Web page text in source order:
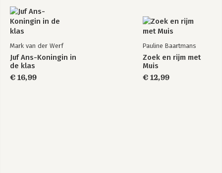
Mark van der Werf
Juf Ans-Koningin in
de klas
€ 16,99
Pauline Baartmans
Zoek en rijm met
Muis
€ 12,99